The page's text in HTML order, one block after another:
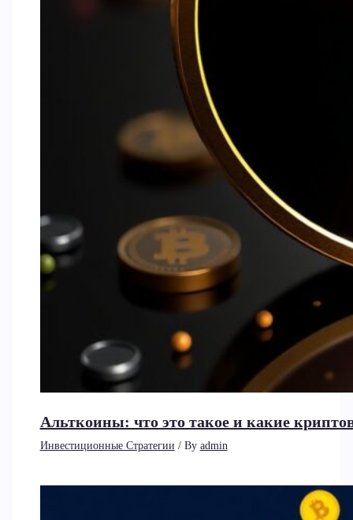
Альткоины: что это такое и какие
Инвестиционные Стратегии / By admin